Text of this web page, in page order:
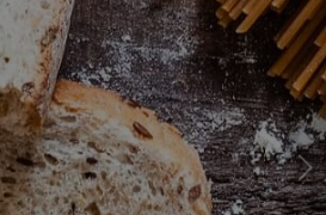
Posterior